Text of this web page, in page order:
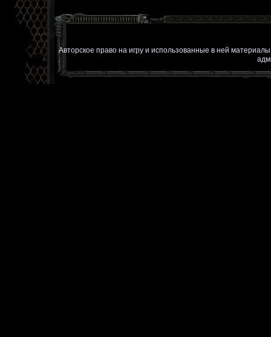
Авторское право на игру и использованные в ней